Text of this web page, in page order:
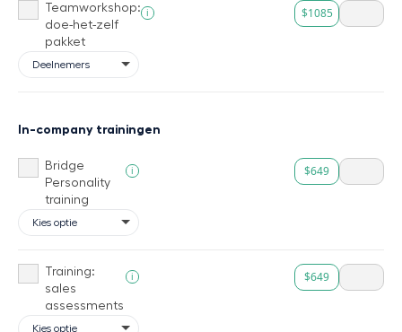
Teamworkshop:
doe-het-zelf
pakket
i $1085
In-company trainingen
Bridge
Personality
training
i $649
Training:
sales
assessments
i $649